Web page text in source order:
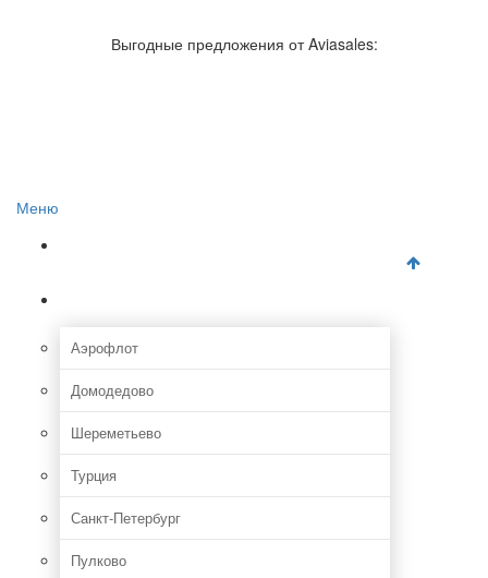
Отзывы об авиакомпаниях
Отзывы об аэропортах
Выгодные предложения от Aviasales:
Меню
Аэрофлот
Домодедово
Шереметьево
Турция
Санкт-Петербург
Пулково